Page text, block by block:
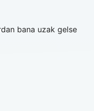
bana uzak gelse